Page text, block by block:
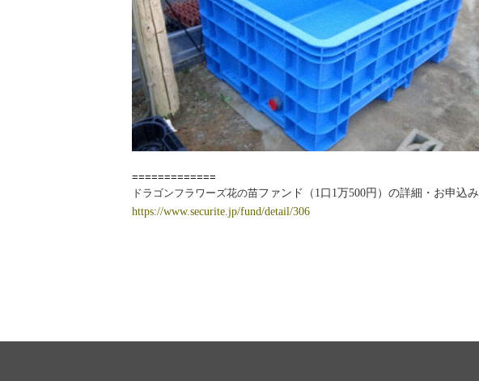
=============
ドラゴンフラワーズ花の苗ファンド（1口1万500円）の詳細・お申込み
https://www.securite.jp/fund/detail/306